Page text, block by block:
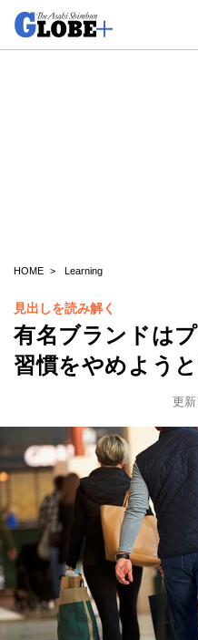
HOME Learning
見出しを読み解く
有名ブランドは
習慣をやめよう
更新